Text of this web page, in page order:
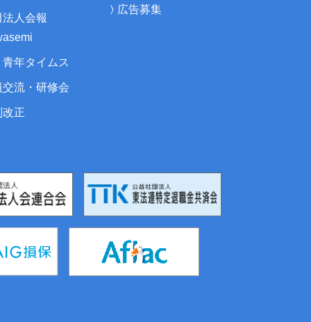
人会報
年タイムス
交流・研修会
改正
広告募集